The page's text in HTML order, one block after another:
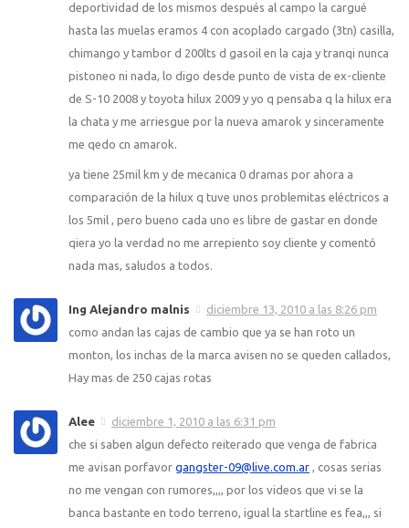
deportividad de los mismos después al campo la cargué
hasta las muelas eramos 4 con acoplado cargado (3tn) casilla,
chimango y tambor d 200lts d gasoil en la caja y tranqi nunca
pistoneo ni nada, lo digo desde punto de vista de ex-cliente
de S-10 2008 y toyota hilux 2009 y yo q pensaba q la hilux era
la chata y me arriesgue por la nueva amarok y sinceramente
me qedo cn amarok.
ya tiene 25mil km y de mecanica 0 dramas por ahora a
comparación de la hilux q tuve unos problemitas eléctricos a
los 5mil , pero bueno cada uno es libre de gastar en donde
qiera yo la verdad no me arrepiento soy cliente y comentó
nada mas, saludos a todos.
Ing Alejandro malnis
diciembre 13, 2010 a las 8:26 pm
como andan las cajas de cambio que ya se han roto un
monton, los inchas de la marca avisen no se queden callados,
Hay mas de 250 cajas rotas
Alee
diciembre 1, 2010 a las 6:31 pm
che si saben algun defecto reiterado que venga de fabrica
me avisan porfavor gangster-09@live.com.ar , cosas serias
no me vengan con rumores,,,, por los videos que vi se la
banca bastante en todo terreno, igual la startline es fea,,, si